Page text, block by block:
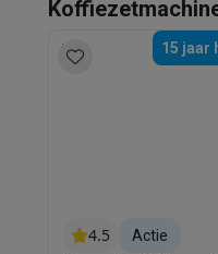
15 jaar
4.5 Actie